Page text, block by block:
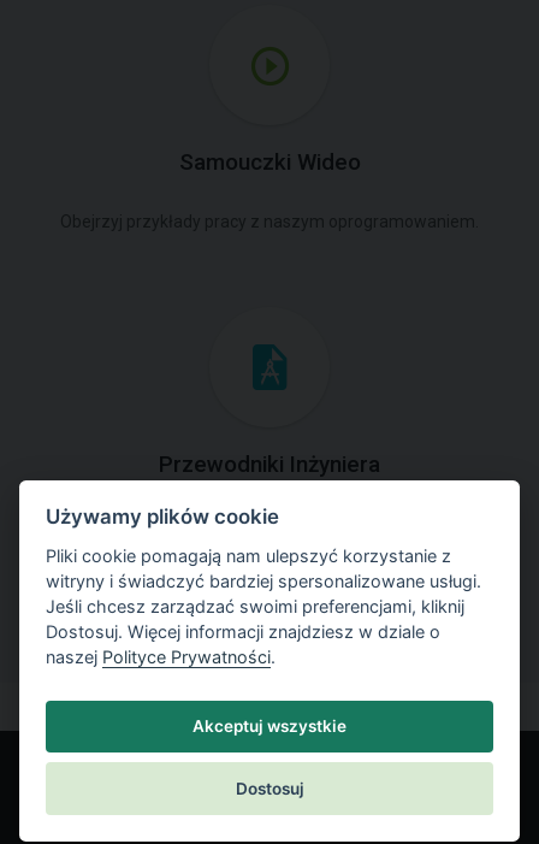
Samouczki Wideo
Przewodniki Inżyniera
Zapoznaj się z przykładami rozwiązań zadań
geotechnicznych z zastosowaniem programów GEO5.
Używamy plików cookie
Pliki cookie pomagają nam ulepszyć korzystanie z
witryny i świadczyć bardziej spersonalizowane usługi.
Jeśli chcesz zarządzać swoimi preferencjami, kliknij
Dostosuj. Więcej informacji znajdziesz w dziale o
naszej Polityce Prywatności.
Akceptuj wszystkie
Dostosuj